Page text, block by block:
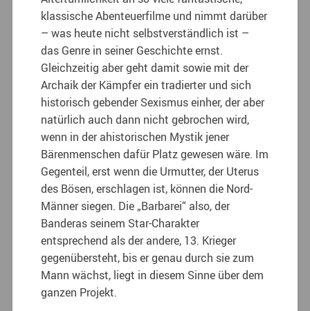
klassische Abenteuerfilme und nimmt darüber
– was heute nicht selbstverständlich ist –
das Genre in seiner Geschichte ernst.
Gleichzeitig aber geht damit sowie mit der
Archaik der Kämpfer ein tradierter und sich
historisch gebender Sexismus einher, der aber
natürlich auch dann nicht gebrochen wird,
wenn in der ahistorischen Mystik jener
Bärenmenschen dafür Platz gewesen wäre. Im
Gegenteil, erst wenn die Urmutter, der Uterus
des Bösen, erschlagen ist, können die Nord-
Männer siegen. Die „Barbarei“ also, der
Banderas seinem Star-Charakter
entsprechend als der andere, 13. Krieger
gegenübersteht, bis er genau durch sie zum
Mann wächst, liegt in diesem Sinne über dem
ganzen Projekt.